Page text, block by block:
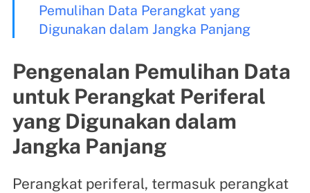
Pemulihan Data Perangkat yang
Digunakan dalam Jangka Panjang
Pengenalan Pemulihan Data
untuk Perangkat Periferal
yang Digunakan dalam
Jangka Panjang
Perangkat periferal, termasuk perangkat